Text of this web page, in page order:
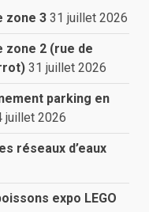
zone 3 31 juillet 2026
zone 2 (rue de
31 juillet 2026
parking en
juillet 2026
réseaux d’eaux
expo LEGO